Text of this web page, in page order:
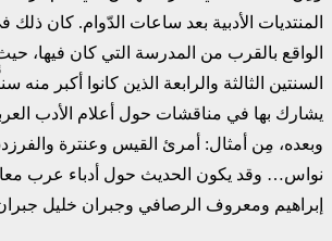
المنتديات الأدبية بعد ساعات الدّوام. ‏كان
الواقع بالقرب من المدرسة التي كان فيها،
السنتين ‏الثالثة والرابعة الذين كانوا أكبر
يشارك بها في مناقشات حول أعلام الأدب
وبعده، مِن أمثال: أمرئ القيس وعنترة
نواس… وقد يكون ‏الحديث حول أدباء عرب
إبراهيم ومعروف الرصافي وجبران خليل